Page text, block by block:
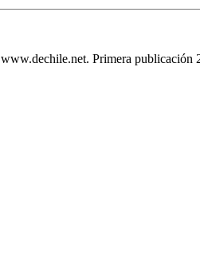
www.dechile.net. Primera publicación